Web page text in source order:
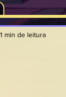
1 min de leitura